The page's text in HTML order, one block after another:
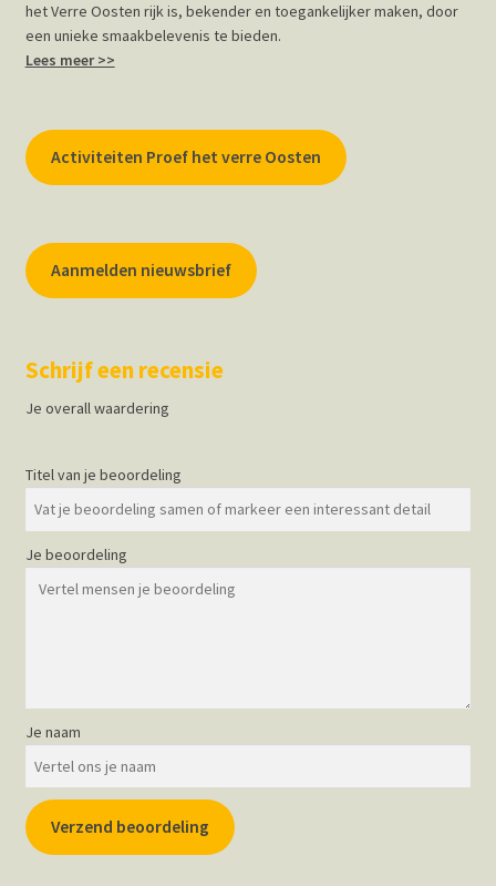
het Verre Oosten rijk is, bekender en toegankelijker maken, door
een unieke smaakbelevenis te bieden.
Lees meer >>
Activiteiten Proef het verre Oosten
Aanmelden nieuwsbrief
Schrijf een recensie
Je overall waardering
Titel van je beoordeling
Je beoordeling
Je naam
Verzend beoordeling